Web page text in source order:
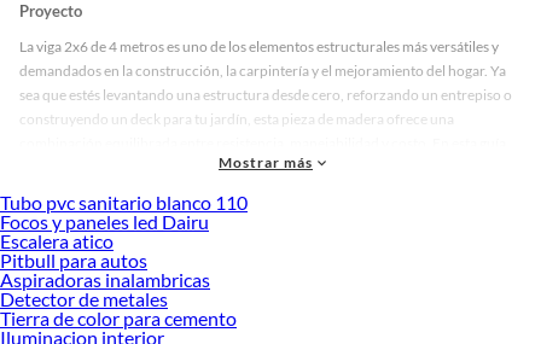
Proyecto
La viga 2x6 de 4 metros es uno de los elementos estructurales más versátiles y
demandados en la construcción, la carpintería y el mejoramiento del hogar. Ya
sea que estés levantando una estructura desde cero, reforzando un entrepiso o
construyendo un deck para tu jardín, esta pieza de madera ofrece una
completa explicamos lo esencial para elegir la viga 2x6 de 4 metros ideal para tu
de instalación.
¿Qué Es una Viga 2x6 y Cuáles Son Sus Dimensiones Reales?
Cuando hablamos de una viga 2x6, nos referimos a una pieza de madera cuyas
dimensiones nominales son 2 pulgadas de espesor por 6 pulgadas de ancho. Sin
Mostrar más
Tubo pvc sanitario blanco 110
Focos y paneles led Dairu
Escalera atico
Pitbull para autos
Aspiradoras inalambricas
Detector de metales
Tierra de color para cemento
Iluminacion interior